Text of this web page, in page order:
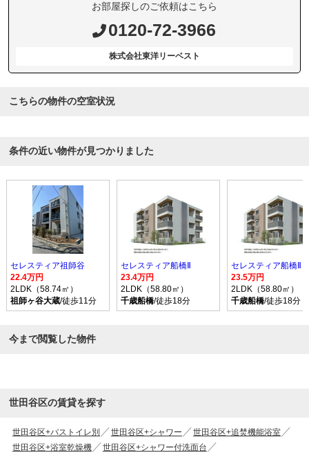
お部屋探しのご依頼はこちら
0120-72-3966
株式会社東洋リーベスト
こちらの物件の空室状況
条件の近い物件が見つかりました
セレスティア祖師谷
22.4万円
2LDK（58.74㎡）
祖師ヶ谷大蔵/徒歩11分
セレスティア船橋Ⅱ
23.4万円
2LDK（58.80㎡）
千歳船橋/徒歩18分
セレスティア船橋Ⅱ
23.5万円
2LDK（58.80㎡）
千歳船橋/徒歩18分
今まで閲覧した物件
世田谷区の賃貸を探す
世田谷区+バストイレ別 世田谷区+シャワー
世田谷区+追焚機能浴室
世田谷区+浴室乾燥機
世田谷区+シャワー付洗面台